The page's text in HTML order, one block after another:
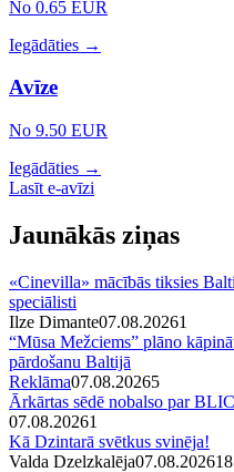
No 0.65 EUR
Iegādāties →
Avīze
No 9.50 EUR
Iegādāties →
Lasīt e-avīzi
Jaunākās ziņas
«Cinevilla» mācībās tiksies
speciālisti
Ilze Dimante07.08.20261
“Mūsa Mežciems” plāno
pārdošanu Baltijā
Reklāma07.08.20265
Ārkārtas sēdē nobalso par
07.08.20261
Kā Dzintarā svētkus svinēja!
Valda Dzelzkalēja07.08.202618